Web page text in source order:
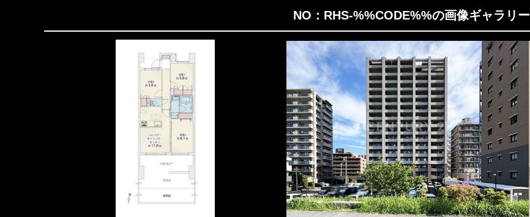
NO：RHS-%%CODE%%の画像ギャラリー